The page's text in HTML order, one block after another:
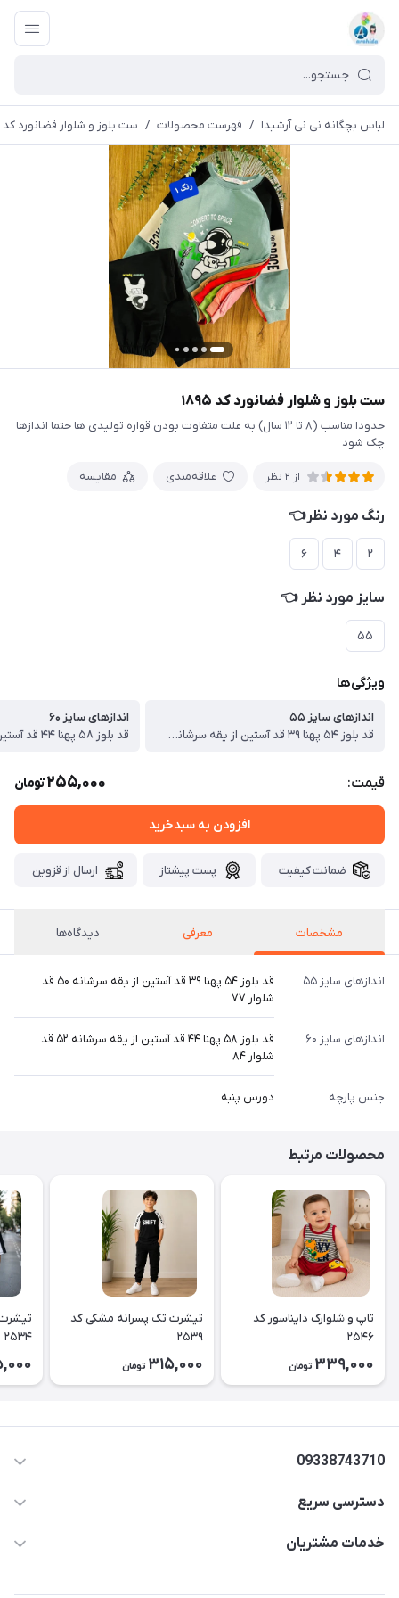
لباس بچگانه نی نی آرشیدا / فهرست محصولات / ست بلوز و شلوار فضانورد کد ۱۸۹۵
ست بلوز و شلوار فضانورد کد ۱۸۹۵
حدودا مناسب (۸ تا ۱۲ سال) به علت متفاوت بودن قواره تولیدی ها حتما اندازها
چک شود
از 2 نظر علاقه‌مندی مقایسه
رنگ مورد نظر👈
۲ ۴ ۶
سایز مورد نظر 👈
۵۵
ویژگی‌ها
اندازهای سایز ۵۵
قد بلوز ۵۴ پهنا ۳۹ قد آستین از یقه سرشانه ۵۰ قد شلوار ۷۷
اندازهای سایز ۶۰
قیمت: 255,000تومان
افزودن به سبدخرید
ضمانت کیفیت پست پیشتاز ارسال از قزوین
مشخصات معرفی دیدگاه‌ها
اندازهای سایز ۵۵
قد بلوز ۵۴ پهنا ۳۹ قد آستین از یقه سرشانه ۵۰ قد
شلوار ۷۷
اندازهای سایز ۶۰
قد بلوز ۵۸ پهنا ۴۴ قد آستین از یقه سرشانه ۵۲ قد
شلوار ۸۴
جنس پارچه دورس پنبه
محصولات مرتبط
تاپ و شلوارک دایناسور کد
۲۵۴۶
339,000 تومان
تیشرت تک پسرانه مشکی کد
۲۵۳۹
315,000 تومان
۲۵۳۴
09338743710
دسترسی سریع
حساب کاربری
خدمات مشتریان